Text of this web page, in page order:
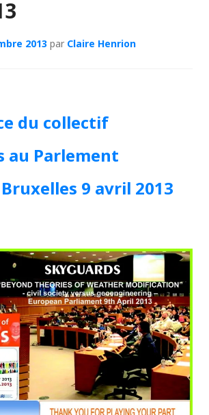
2013 par Claire Henrion
du collectif
au Parlement
9 avril 2013